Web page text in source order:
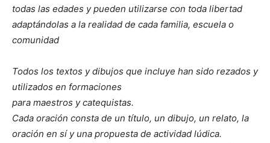
todas las edades y pueden utilizarse con toda libertad
adaptándolas a la realidad de cada familia, escuela o
comunidad
Todos los textos y dibujos que incluye han sido rezados y
utilizados en formaciones
para maestros y catequistas.
Cada oración consta de un título, un dibujo, un relato, la
oración en sí y una propuesta de actividad lúdica.